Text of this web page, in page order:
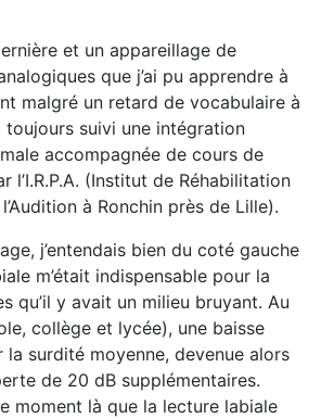
et un appareillage de
que j’ai pu apprendre à
malgré un retard de vocabulaire à
toujours suivi une intégration
accompagnée de cours de
l’I.R.P.A. (Institut de Réhabilitation
à Ronchin près de Lille).
j’entendais bien du coté gauche
m’était indispensable pour la
qu’il y avait un milieu bruyant. Au
collège et lycée), une baisse
la surdité moyenne, devenue alors
de 20 dB supplémentaires.
moment là que la lecture labiale